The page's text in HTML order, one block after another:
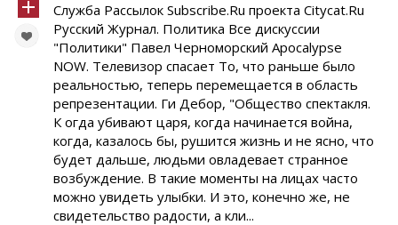
Служба Рассылок Subscribe.Ru проекта Citycat.Ru
Русский Журнал. Политика Все дискуссии
"Политики" Павел Черноморский Apocalypse
NOW. Телевизор спасает То, что раньше было
реальностью, теперь перемещается в область
репрезентации. Ги Дебор, "Общество спектакля.
К огда убивают царя, когда начинается война,
когда, казалось бы, рушится жизнь и не ясно, что
будет дальше, людьми овладевает странное
возбуждение. В такие моменты на лицах часто
можно увидеть улыбки. И это, конечно же, не
свидетельство радости, а кли...